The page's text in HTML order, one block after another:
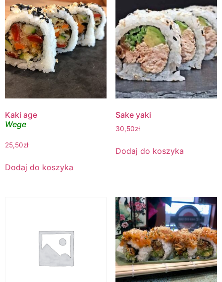
Kaki age
Wege
25,50zł
Dodaj do koszyka
Sake yaki
30,50zł
Dodaj do koszyka